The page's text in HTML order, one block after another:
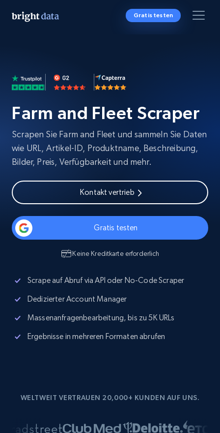
Gratis testen
Farm and Fleet Scraper
Scrapen Sie Farm and Fleet und sammeln Sie Daten
wie URL, Artikel-ID, Produktname, Beschreibung,
Bilder, Preis, Verfügbarkeit und mehr.
Kontakt vertrieb
Gratis testen
Keine Kreditkarte erforderlich
Scrape auf Abruf via API oder No-Code Scraper
Dedizierter Account Manager
Massenanfragenbearbeitung, bis zu 5K URLs
Ergebnisse in mehreren Formaten abrufen
WELTWEIT VERTRAUEN 20,000+ KUNDEN AUF UNS.